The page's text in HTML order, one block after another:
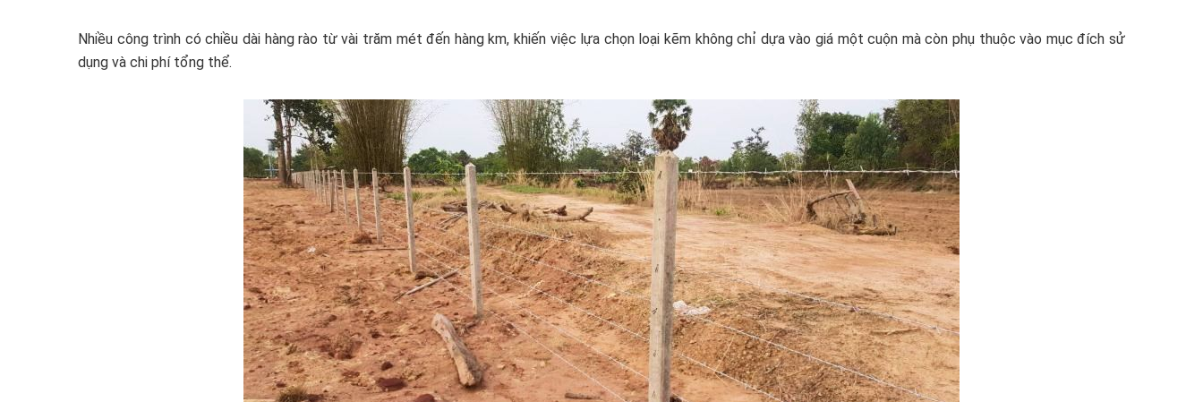
Nhiều công trình có chiều dài hàng rào từ vài trăm mét đến hàng km, khiến việc lựa chọn loại kẽm không chỉ dựa vào giá một cuộn mà còn phụ thuộc vào mục đích sử
dụng và chi phí tổng thể.